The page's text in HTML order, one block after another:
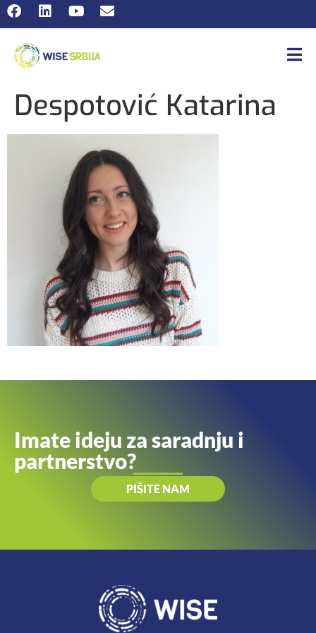
Despotović Katarina
Imate ideju za saradnju i
partnerstvo?
PIŠITE NAM